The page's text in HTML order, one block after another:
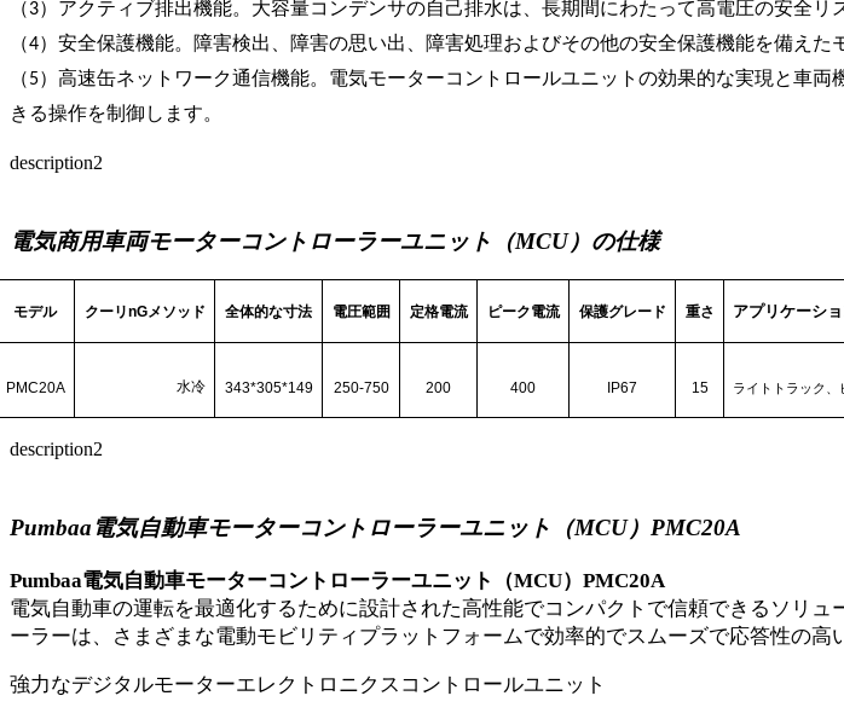
（3）アクティブ排出機能。大容量コンデンサの自己排水は、長期間にわたって高電圧の安全リ
（4）安全保護機能。障害検出、障害の思い出、障害処理およびその他の安全保護機能を備えた
（5）高速缶ネットワーク通信機能。電気モーターコントロールユニットの効果的な実現と車
きる操作を制御します。
description2
電気商用車両モーターコントローラーユニット（MCU）の仕様
モデル クーリnGメソッド 全体的な寸法 電圧範囲 定格電流 ピーク電流 保護グレード 重さ アプリケーシ
PMC20A 水冷 343*305*149 250-750 200 400 IP67 15 ライトトラック、
description2
Pumbaa電気自動車モーターコントローラーユニット（MCU）PMC20A
Pumbaa電気自動車モーターコントローラーユニット（MCU）PMC20A
電気自動車の運転を最適化するために設計された高性能でコンパクトで信頼できるソリ
ーラーは、さまざまな電動モビリティプラットフォームで効率的でスムーズで応答性の高
強力なデジタルモーターエレクトロニクスコントロールユニット